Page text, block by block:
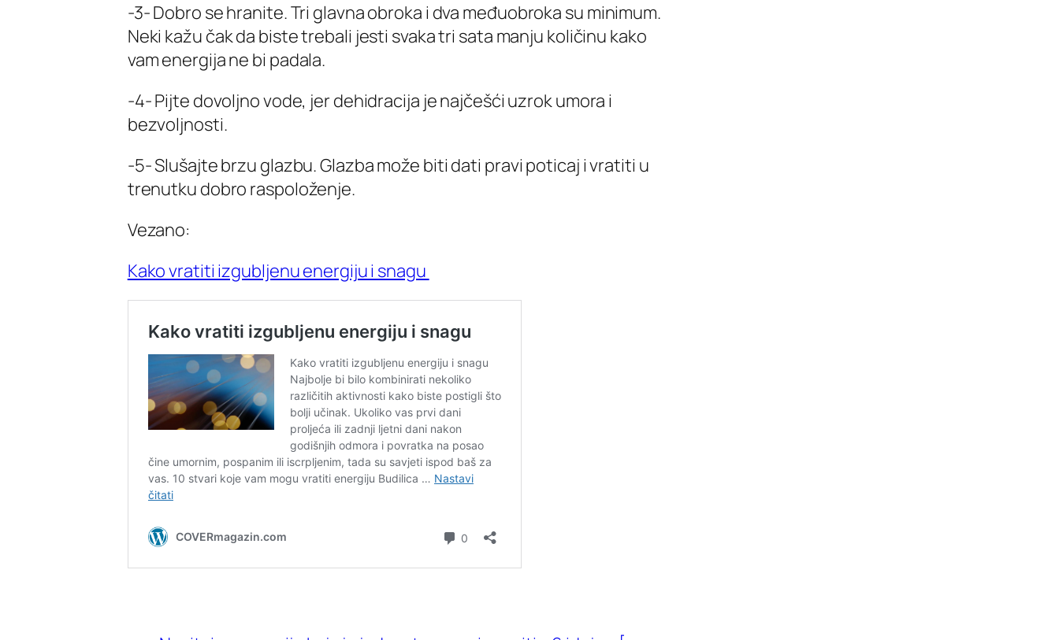
-3- Dobro se hranite. Tri glavna obroka i dva međuobroka su minimum.
Neki kažu čak da biste trebali jesti svaka tri sata manju količinu kako
vam energija ne bi padala.
-4- Pijte dovoljno vode, jer dehidracija je najčešći uzrok umora i
bezvoljnosti.
-5- Slušajte brzu glazbu. Glazba može biti dati pravi poticaj i vratiti u
trenutku dobro raspoloženje.
Vezano:
Kako vratiti izgubljenu energiju i snagu